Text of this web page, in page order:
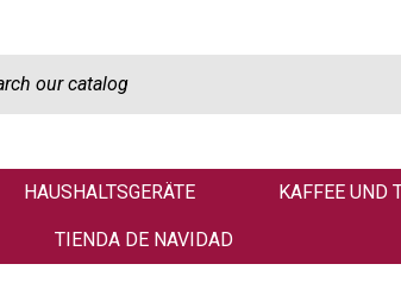
HAUSHALTSGERÄTE KAFFEE UND
TIENDA DE NAVIDAD